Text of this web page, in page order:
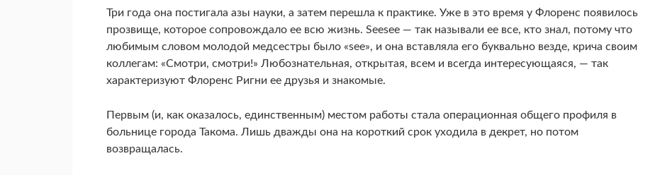
Три года она постигала азы науки, а затем перешла к практике. Уже в это время у Флоренс появилось
прозвище, которое сопровождало ее всю жизнь. Seesee — так называли ее все, кто знал, потому что
любимым словом молодой медсестры было «see», и она вставляла его буквально везде, крича своим
коллегам: «Смотри, смотри!» Любознательная, открытая, всем и всегда интересующаяся, — так
характеризуют Флоренс Ригни ее друзья и знакомые.
Первым (и, как оказалось, единственным) местом работы стала операционная общего профиля в
больнице города Такома. Лишь дважды она на короткий срок уходила в декрет, но потом
возвращалась.